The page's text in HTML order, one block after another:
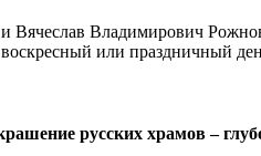
Вячеслав Владимирович
или праздничный
русских храмов ‒